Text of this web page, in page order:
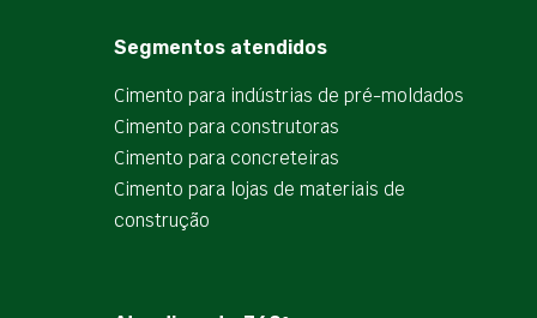
Segmentos atendidos
Cimento para indústrias de pré-moldados
Cimento para construtoras
Cimento para concreteiras
Cimento para lojas de materiais de
construção